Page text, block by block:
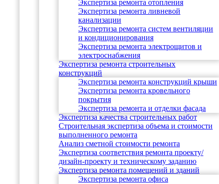
Экспертиза ремонта отопления
Экспертиза ремонта ливневой
канализации
Экспертиза ремонта систем вентиляции
и кондиционирования
Экспертиза ремонта электрощитов и
электроснабжения
Экспертиза ремонта строительных
конструкций
Экспертиза ремонта конструкций крыши
Экспертиза ремонта кровельного
покрытия
Экспертиза ремонта и отделки фасада
Экспертиза качества строительных работ
Строительная экспертиза объема и стоимости
выполненного ремонта
Анализ сметной стоимости ремонта
Экспертиза соответствия ремонта проекту/
дизайн-проекту и техническому заданию
Экспертиза ремонта помещений и зданий
Экспертиза ремонта офиса